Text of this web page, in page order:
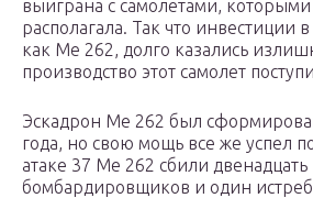
выиграна с самолетами,
располагала. Так что инвестиции
как Me 262, долго казались
производство этот самолет
Эскадрон Me 262 был
года, но свою мощь все же успел
атаке 37 Me 262 сбили двенадцать
бомбардировщиков и один